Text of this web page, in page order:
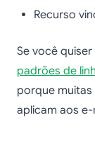
Recurso
Se você
padrões de
porque muitas
aplicam aos